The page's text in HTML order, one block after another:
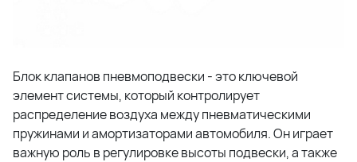
Блок клапанов пневмоподвески - это ключевой
элемент системы, который контролирует
распределение воздуха между пневматическими
пружинами и амортизаторами автомобиля. Он играет
важную роль в регулировке высоты подвески, а также